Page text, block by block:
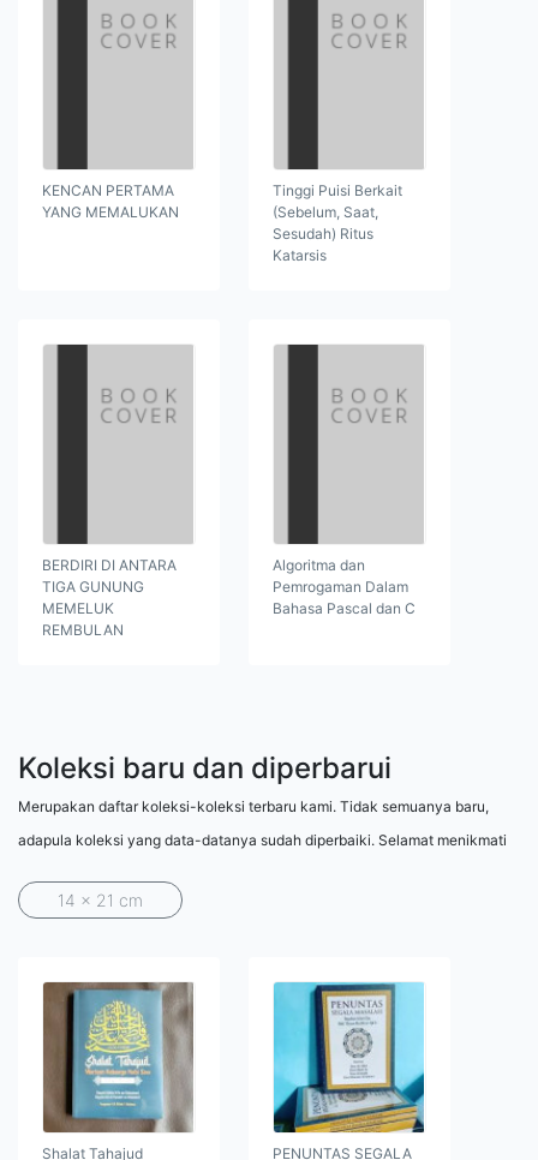
KENCAN PERTAMA
YANG MEMALUKAN
Tinggi Puisi Berkait
(Sebelum, Saat,
Sesudah) Ritus
Katarsis
BERDIRI DI ANTARA
TIGA GUNUNG
MEMELUK
REMBULAN
Algoritma dan
Pemrogaman Dalam
Bahasa Pascal dan C
Koleksi baru dan diperbarui
Merupakan daftar koleksi-koleksi terbaru kami. Tidak semuanya baru,
adapula koleksi yang data-datanya sudah diperbaiki. Selamat menikmati
14 x 21 cm
Shalat Tahajud PENUNTAS SEGALA